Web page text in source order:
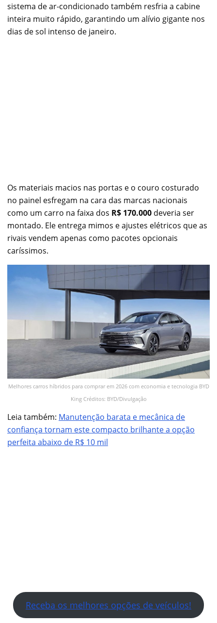
sistema de ar-condicionado também resfria a cabine
inteira muito rápido, garantindo um alívio gigante nos
dias de sol intenso de janeiro.
Os materiais macios nas portas e o couro costurado
no painel esfregam na cara das marcas nacionais
como um carro na faixa dos R$ 170.000 deveria ser
montado. Ele entrega mimos e ajustes elétricos que as
rivais vendem apenas como pacotes opcionais
caríssimos.
Melhores carros híbridos para comprar em 2026 com economia e tecnologia BYD
King Créditos: BYD/Divulgação
Leia também: Manutenção barata e mecânica de
confiança tornam este compacto brilhante a opção
perfeita abaixo de R$ 10 mil
Receba os melhores opções de veículos!